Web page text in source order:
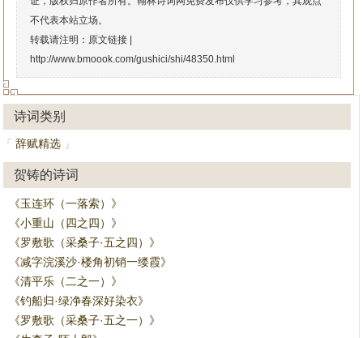
不代表本站立场。
转载请注明：原文链接 |
http://www.bmoook.com/gushici/shi/48350.html
诗词类别
「 辞赋精选 」
贺铸的诗词
《玉连环（一落索）》
《小重山（四之四）》
《罗敷歌（采桑子·五之四）》
《减字浣溪沙·楼角初销一缕霞》
《清平乐（二之一）》
《钓船归·绿净春深好染衣》
《罗敷歌（采桑子·五之一）》